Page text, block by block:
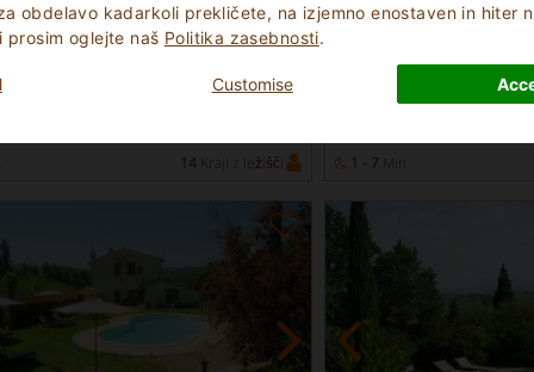
obdelavo kadarkoli prekličete, na izjemno enostaven in hiter
oglejte naš Politika zasebnosti.
Customise
( )
rezervacija
14 Kraji z ležišči
Residence
Siena Toskana
1 - 7 Min